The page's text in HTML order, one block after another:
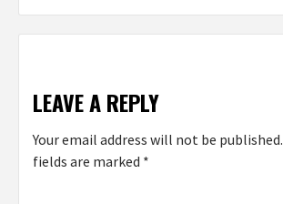
LEAVE A REPLY
Your email address will not be published.
fields are marked *